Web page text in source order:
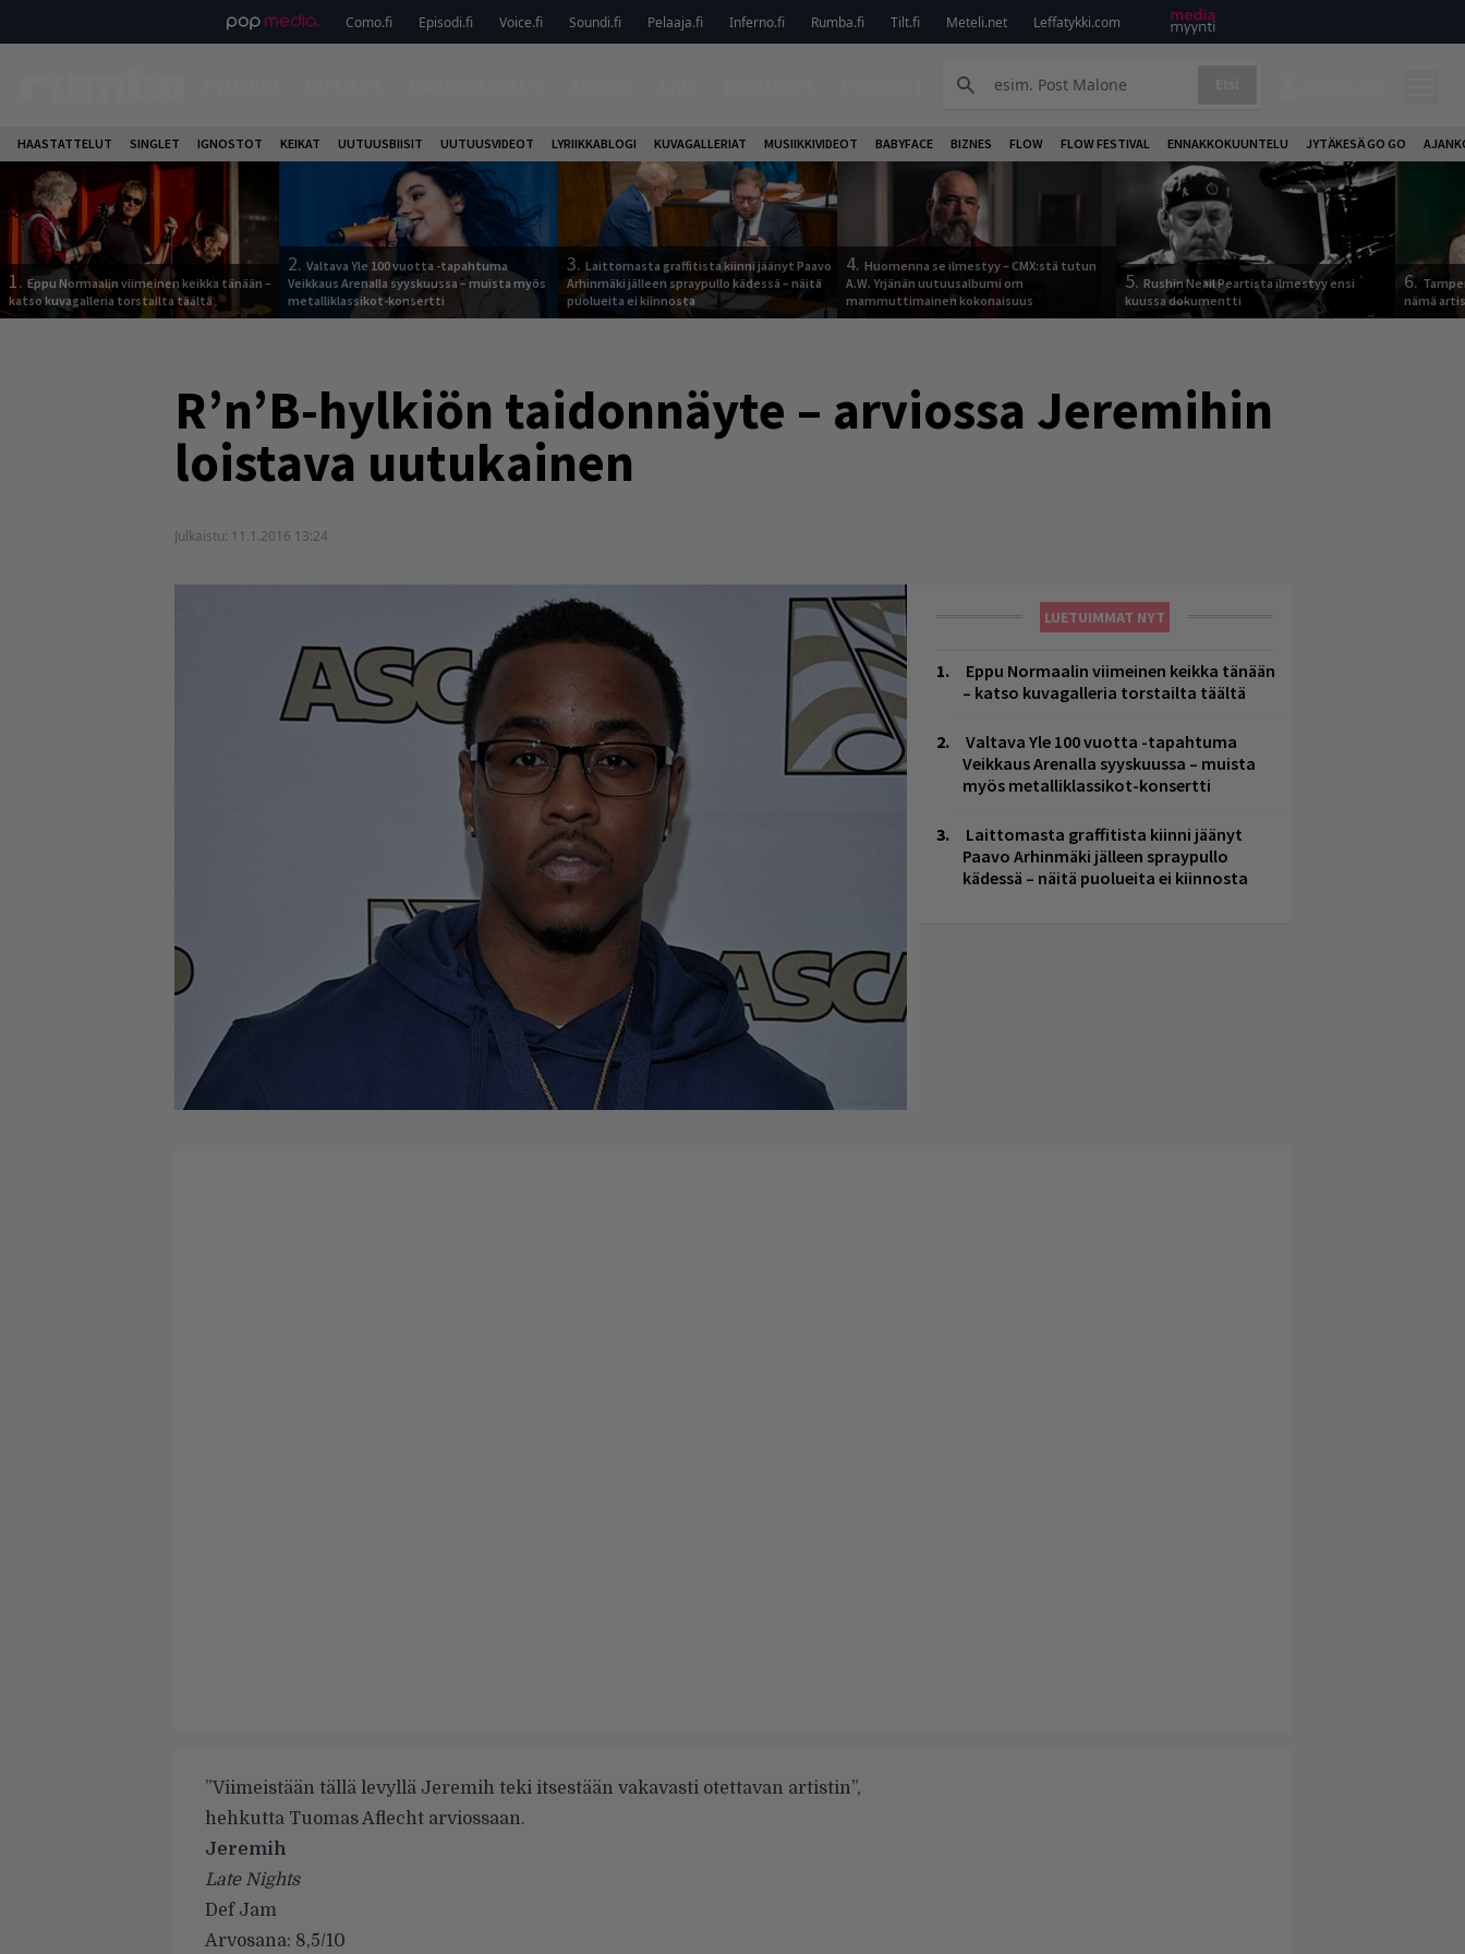
Como.fi Episodi.fi Voice.fi Soundi.fi Pelaaja.fi Inferno.fi Rumba.fi Tilt.fi Meteli.net Leffatykki.com
HAASTATTELUT SINGLET IGNOSTOT KEIKAT UUTUUSBIISIT UUTUUSVIDEOT LYRIIKKABLOGI KUVAGALLERIAT MUSIIKKIVIDEOT BABYFACE BIZNES FLOW FLOW FESTIVAL ENNAKKOKUUNTELU JYTÄKESÄ GO GO
1. Eppu Normaalin viimeinen keikka tänään –
katso kuvagalleria torstailta täältä
2. Valtava Yle 100 vuotta -tapahtuma
Veikkaus Arenalla syyskuussa – muista myös
metalliklassikot-konsertti
3. Laittomasta graffitista kiinni jäänyt Paavo
Arhinmäki jälleen spraypullo kädessä – näitä
puolueita ei kiinnosta
4. Huomenna se ilmestyy – CMX:stä tutun
A.W. Yrjänän uutuusalbumi om
mammuttimainen kokonaisuus
5. Rushin Neail Peartista ilmestyy ensi
kuussa dokumentti
6.
nämä
R’n’B-hylkiön taidonnäyte – arviossa Jeremihin
loistava uutukainen
Julkaistu: 11.1.2016 13:24
LUETUIMMAT NYT
Eppu Normaalin viimeinen keikka tänään
– katso kuvagalleria torstailta täältä
Valtava Yle 100 vuotta -tapahtuma
Veikkaus Arenalla syyskuussa – muista
myös metalliklassikot-konsertti
Laittomasta graffitista kiinni jäänyt
Paavo Arhinmäki jälleen spraypullo
kädessä – näitä puolueita ei kiinnosta
”Viimeistään tällä levyllä Jeremih teki itsestään vakavasti otettavan artistin”,
hehkutta Tuomas Aflecht arviossaan.
Jeremih
Late Nights
Def Jam
Arvosana: 8,5/10